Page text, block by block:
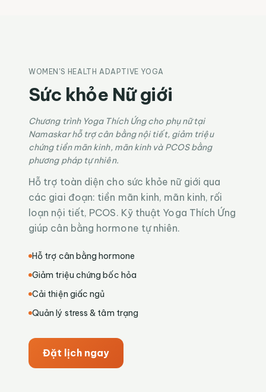
WOMEN'S HEALTH ADAPTIVE YOGA
Sức khỏe Nữ giới
Chương trình Yoga Thích Ứng cho phụ nữ tại
Namaskar hỗ trợ cân bằng nội tiết, giảm triệu
chứng tiền mãn kinh, mãn kinh và PCOS bằng
phương pháp tự nhiên.
Hỗ trợ toàn diện cho sức khỏe nữ giới qua
các giai đoạn: tiền mãn kinh, mãn kinh, rối
loạn nội tiết, PCOS. Kỹ thuật Yoga Thích Ứng
giúp cân bằng hormone tự nhiên.
Hỗ trợ cân bằng hormone
Giảm triệu chứng bốc hỏa
Cải thiện giấc ngủ
Quản lý stress & tâm trạng
Đặt lịch ngay